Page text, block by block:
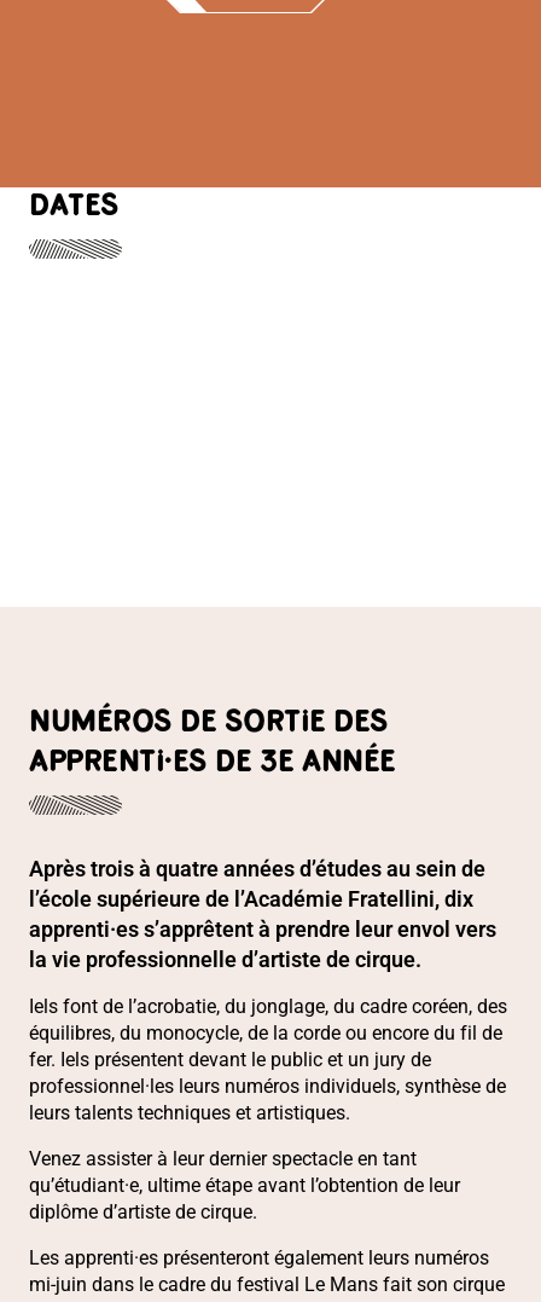
DATES
PRÉSENTATION
NUMÉROS DE SORTIE DES
APPRENTI·ES DE 3E ANNÉE
Après trois à quatre années d’études au sein de
l’école supérieure de l’Académie Fratellini, dix
apprenti·es s’apprêtent à prendre leur envol vers
la vie professionnelle d’artiste de cirque.
Iels font de l’acrobatie, du jonglage, du cadre coréen, des
équilibres, du monocycle, de la corde ou encore du fil de
fer. Iels présentent devant le public et un jury de
professionnel·les leurs numéros individuels, synthèse de
leurs talents techniques et artistiques.
Venez assister à leur dernier spectacle en tant
qu’étudiant·e, ultime étape avant l’obtention de leur
diplôme d’artiste de cirque.
Les apprenti·es présenteront également leurs numéros
mi-juin dans le cadre du festival Le Mans fait son cirque